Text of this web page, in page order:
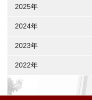
2025年
2024年
2023年
2022年